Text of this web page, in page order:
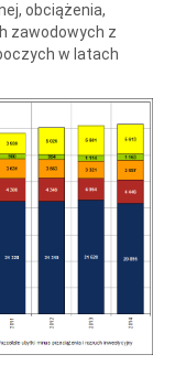
obciążenia,
zawodowych z
w latach